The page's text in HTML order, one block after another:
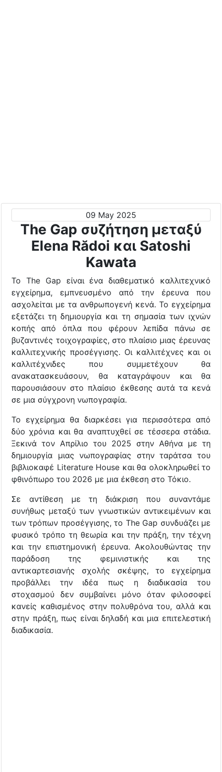
09 May 2025
The Gap συζήτηση μεταξύ
Elena Rădoi και Satoshi
Kawata
To The Gap είναι ένα διαθεματικό καλλιτεχνικό
εγχείρημα, εμπνευσμένο από την έρευνα που
ασχολείται με τα ανθρωπογενή κενά. Το εγχείρημα
εξετάζει τη δημιουργία και τη σημασία των ιχνών
κοπής από όπλα που φέρουν λεπίδα πάνω σε
βυζαντινές τοιχογραφίες, στο πλαίσιο μιας έρευνας
καλλιτεχνικής προσέγγισης. Οι καλλιτέχνες και οι
καλλιτέχνιδες που συμμετέχουν θα
ανακατασκευάσουν, θα καταγράψουν και θα
παρουσιάσουν στο πλαίσιο έκθεσης αυτά τα κενά
σε μια σύγχρονη νωπογραφία.
Το εγχείρημα θα διαρκέσει για περισσότερα από
δύο χρόνια και θα αναπτυχθεί σε τέσσερα στάδια.
Ξεκινά τον Απρίλιο του 2025 στην Αθήνα με τη
δημιουργία μιας νωπογραφίας στην ταράτσα του
βιβλιοκαφέ Literature House και θα ολοκληρωθεί το
φθινόπωρο του 2026 με μια έκθεση στο Τόκιο.
Σε αντίθεση με τη διάκριση που συναντάμε
συνήθως μεταξύ των γνωστικών αντικειμένων και
των τρόπων προσέγγισης, το The Gap συνδυάζει με
φυσικό τρόπο τη θεωρία και την πράξη, την τέχνη
και την επιστημονική έρευνα. Ακολουθώντας την
παράδοση της φεμινιστικής και της
αντικαρτεσιανής σχολής σκέψης, το εγχείρημα
προβάλλει την ιδέα πως η διαδικασία του
στοχασμού δεν συμβαίνει μόνο όταν φιλοσοφεί
κανείς καθισμένος στην πολυθρόνα του, αλλά και
στην πράξη, πως είναι δηλαδή και μια επιτελεστική
διαδικασία.